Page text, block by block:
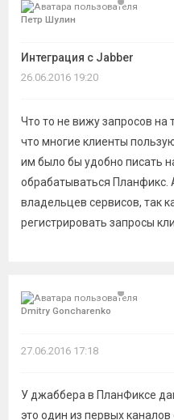
ответов
темы
Петр Шулин
Интеграция с Jabber
26.06.2016 19:20
Что то не вижу запросов на
что многие клиенты
им было бы удобно писать
обрабатываться Планфикс.
владельцев сервисов, так
регистрировать запросы
Dmitry Goncharenko
27.06.2016 17:18
У джаббера в ПланФиксе
это один из первых